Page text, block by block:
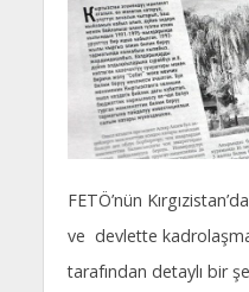
FETÖ’nün
ve devlette
tarafından detaylı bir